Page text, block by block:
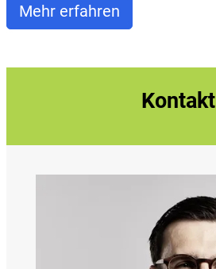
Mehr erfahren
Kontakt